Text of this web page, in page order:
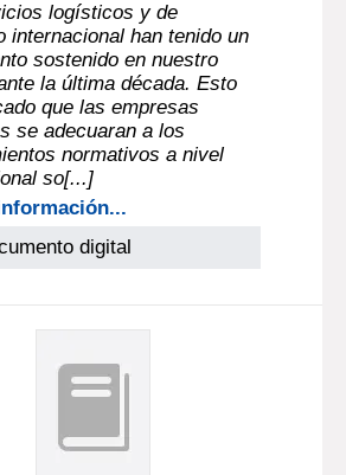
logísticos y de
internacional han tenido un
sostenido en nuestro
la última década. Esto
que las empresas
se adecuaran a los
normativos a nivel
so[...]
digital